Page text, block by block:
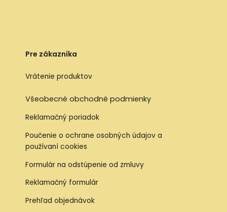
Pre zákazníka
Vrátenie produktov
Všeobecné obchodné podmienky
Reklamačný poriadok
Poučenie o ochrane osobných údajov a
používaní cookies
Formulár na odstúpenie od zmluvy
Reklamačný formulár
Prehľad objednávok